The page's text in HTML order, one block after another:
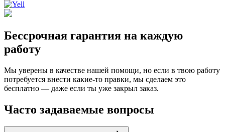
Бессрочная гарантия на каждую
работу
Мы уверены в качестве нашей помощи, но если в твою работу
потребуется внести какие-то правки, мы сделаем это
бесплатно — даже если ты уже закрыл заказ.
Часто задаваемые вопросы